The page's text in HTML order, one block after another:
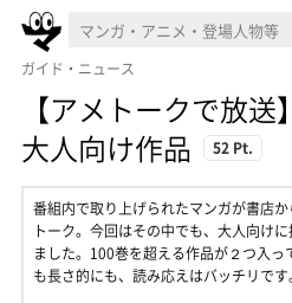
ガイド・ニュース
【アメトークで放
大人向け作品
52 Pt.
番組内で取り上げられたマンガが書店
トーク。今回はその中でも、大人向け
ました。100巻を超える作品が２つ入
も長さ的にも、読み応えはバッチリです。